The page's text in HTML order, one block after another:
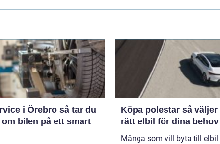
i Örebro så tar du
om bilen på ett smart
Köpa polestar så väljer du
rätt elbil för dina behov
Många som vill byta till elbil